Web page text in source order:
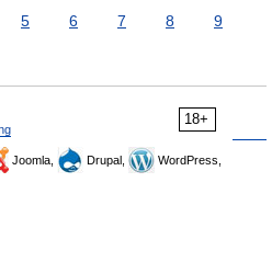
5 6 7 8
9
18+
Joomla, Drupal,
WordPress,